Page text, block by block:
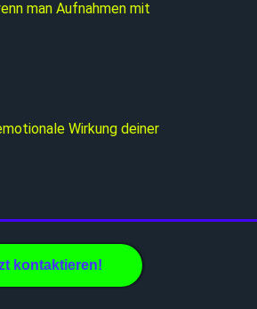
man Aufnahmen mit
Wirkung deiner
kontaktieren!